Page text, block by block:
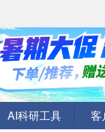
AI科研工具 客